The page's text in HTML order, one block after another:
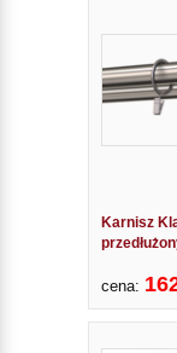
Karnisz
cena: